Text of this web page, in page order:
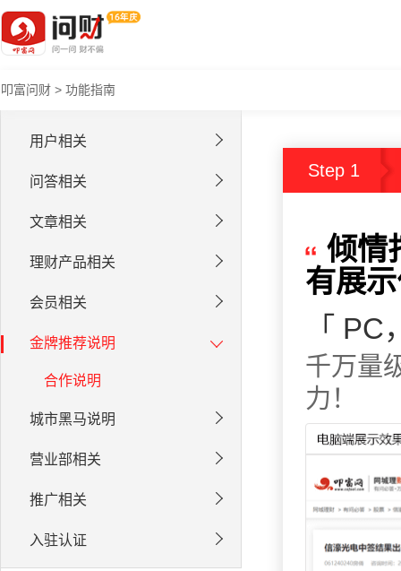
叩富问财 > 功能指南
用户相关
问答相关
文章相关
理财产品相关
会员相关
金牌推荐说明
合作说明
城市黑马说明
营业部相关
推广相关
入驻认证
Step 1
倾情
有展
「
千万量
力！